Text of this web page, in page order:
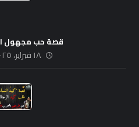
قصة حب مجهول
١٨ فبراير، ٢٠٢٥